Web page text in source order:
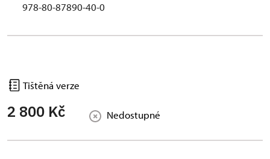
978-80-87890-40-0
Tištěná verze
2 800 Kč Nedostupné